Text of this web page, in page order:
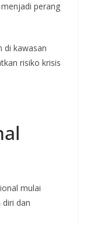
perang
di kawasan
risiko krisis
mulai
dan